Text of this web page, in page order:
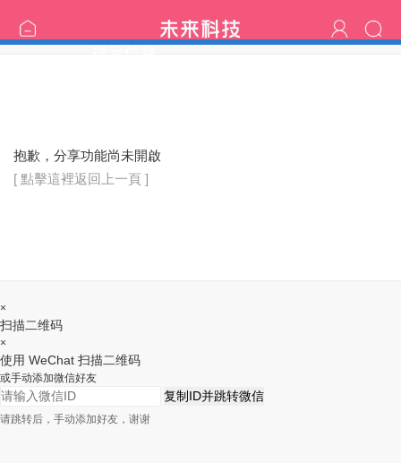
抱歉，分享功能尚未開啟
[ 點擊這裡返回上一頁 ]
×
扫描二维码
×
使用 WeChat 扫描二维码
或手动添加微信好友
复制ID并跳转微信
请跳转后，手动添加好友，谢谢